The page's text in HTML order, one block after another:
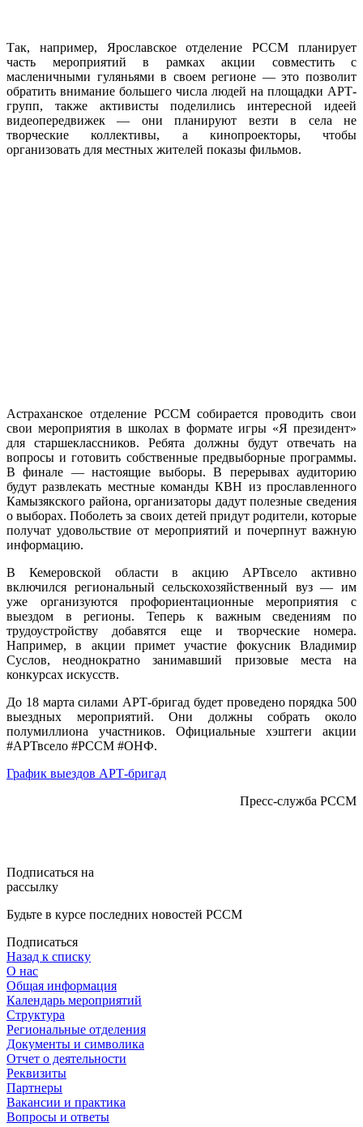
Так, например, Ярославское отделение РССМ планирует
часть мероприятий в рамках акции совместить с
масленичными гуляньями в своем регионе — это позволит
обратить внимание большего числа людей на площадки АРТ-
групп, также активисты поделились интересной идеей
видеопередвижек — они планируют везти в села не
творческие коллективы, а кинопроекторы, чтобы
организовать для местных жителей показы фильмов.
Астраханское отделение РССМ собирается проводить свои
свои мероприятия в школах в формате игры «Я президент»
для старшеклассников. Ребята должны будут отвечать на
вопросы и готовить собственные предвыборные программы.
В финале — настоящие выборы. В перерывах аудиторию
будут развлекать местные команды КВН из прославленного
Камызякского района, организаторы дадут полезные сведения
о выборах. Поболеть за своих детей придут родители, которые
получат удовольствие от мероприятий и почерпнут важную
информацию.
В Кемеровской области в акцию АРТвсело активно
включился региональный сельскохозяйственный вуз — им
уже организуются профориентационные мероприятия с
выездом в регионы. Теперь к важным сведениям по
трудоустройству добавятся еще и творческие номера.
Например, в акции примет участие фокусник Владимир
Суслов, неоднократно занимавший призовые места на
конкурсах искусств.
До 18 марта силами АРТ-бригад будет проведено порядка 500
выездных мероприятий. Они должны собрать около
полумиллиона участников. Официальные хэштеги акции
#АРТвсело #РССМ #ОНФ.
График выездов АРТ-бригад
Пресс-служба РССМ
Подписаться на
рассылку
Будьте в курсе последних новостей РССМ
Подписаться
Назад к списку
О нас
Общая информация
Календарь мероприятий
Структура
Региональные отделения
Документы и символика
Отчет о деятельности
Реквизиты
Партнеры
Вакансии и практика
Вопросы и ответы